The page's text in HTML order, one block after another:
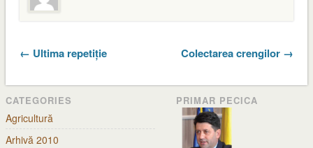
← Ultima repetiție Colectarea crengilor →
CATEGORIES
Agricultură
Arhivă 2010
PRIMAR PECICA